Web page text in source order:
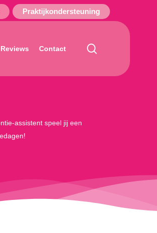
Praktijkondersteuning
Reviews Contact
assistent speel jij een